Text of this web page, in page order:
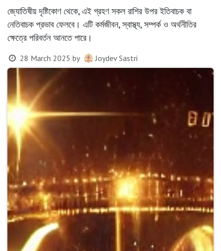
জ্যোতিষীয় দৃষ্টিকোণ থেকে, এই গ্রহণ সকল রাশির উপর ইতিবাচক বা
নেতিবাচক প্রভাব ফেলবে। এটি কর্মজীবন, স্বাস্থ্য, সম্পর্ক ও অর্থনীতির
ক্ষেত্রে পরিবর্তন আনতে পারে।
28 March 2025 by Joydev Sastri